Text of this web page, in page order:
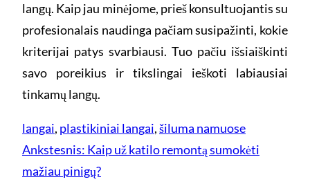
langų. Kaip jau minėjome, prieš konsultuojantis su
profesionalais naudinga pačiam susipažinti, kokie
kriterijai patys svarbiausi. Tuo pačiu išsiaiškinti
savo poreikius ir tikslingai ieškoti labiausiai
tinkamų langų.
langai, plastikiniai langai, šiluma namuose
Ankstesnis: Kaip už katilo remontą sumokėti
mažiau pinigų?